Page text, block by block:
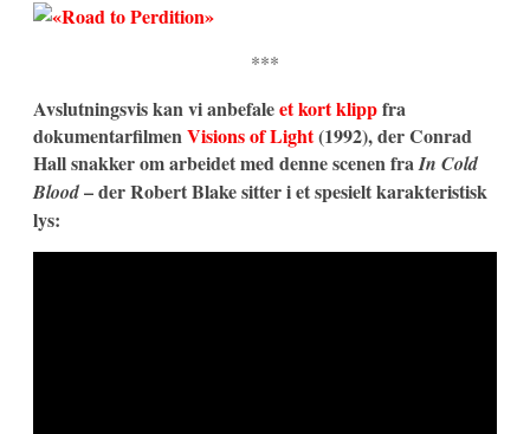
***
Avslutningsvis kan vi anbefaleet kort klippfra
dokumentarfilmenVisions of Light(1992), der Conrad
Hall snakker om arbeidet med denne scenen fraIn Cold
Blood– der Robert Blake sitter i et spesielt karakteristisk
lys: